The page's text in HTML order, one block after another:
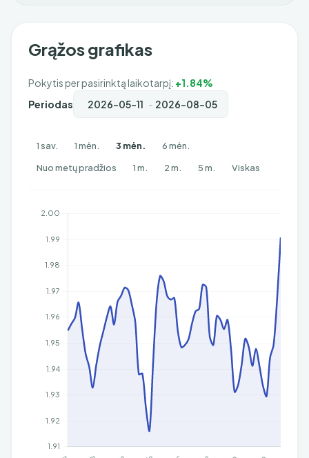
Grąžos grafikas
Pokytis per pasirinktą laikotarpį: +1.84%
Periodas
-
1 sav. 1 mėn. 3 mėn.
6 mėn.
Nuo metų pradžios
1 m. 2 m. 5 m. Viskas